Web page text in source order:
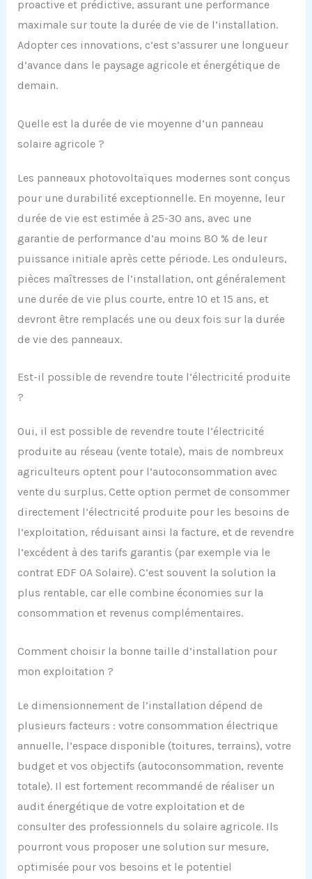
proactive et prédictive, assurant une performance
maximale sur toute la durée de vie de l’installation.
Adopter ces innovations, c’est s’assurer une longueur
d’avance dans le paysage agricole et énergétique de
demain.
Quelle est la durée de vie moyenne d’un panneau
solaire agricole ?
Les panneaux photovoltaïques modernes sont conçus
pour une durabilité exceptionnelle. En moyenne, leur
durée de vie est estimée à 25-30 ans, avec une
garantie de performance d’au moins 80 % de leur
puissance initiale après cette période. Les onduleurs,
pièces maîtresses de l’installation, ont généralement
une durée de vie plus courte, entre 10 et 15 ans, et
devront être remplacés une ou deux fois sur la durée
de vie des panneaux.
Est-il possible de revendre toute l’électricité produite
?
Oui, il est possible de revendre toute l’électricité
produite au réseau (vente totale), mais de nombreux
agriculteurs optent pour l’autoconsommation avec
vente du surplus. Cette option permet de consommer
directement l’électricité produite pour les besoins de
l’exploitation, réduisant ainsi la facture, et de revendre
l’excédent à des tarifs garantis (par exemple via le
contrat EDF OA Solaire). C’est souvent la solution la
plus rentable, car elle combine économies sur la
consommation et revenus complémentaires.
Comment choisir la bonne taille d’installation pour
mon exploitation ?
Le dimensionnement de l’installation dépend de
plusieurs facteurs : votre consommation électrique
annuelle, l’espace disponible (toitures, terrains), votre
budget et vos objectifs (autoconsommation, revente
totale). Il est fortement recommandé de réaliser un
audit énergétique de votre exploitation et de
consulter des professionnels du solaire agricole. Ils
pourront vous proposer une solution sur mesure,
optimisée pour vos besoins et le potentiel